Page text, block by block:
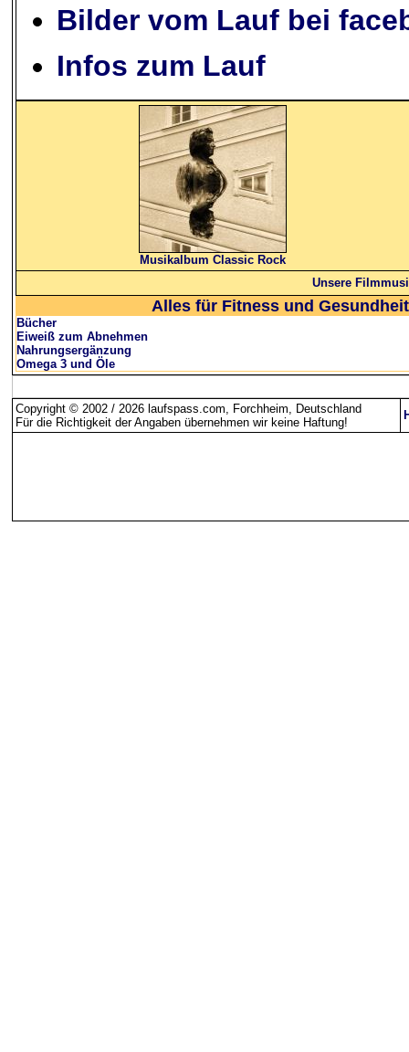
Bilder vom Lauf bei
Infos zum Lauf
Musikalbum Classic Rock
Unsere
Alles für Fitness und
Bücher
Eiweiß zum Abnehmen
Nahrungsergänzung
Omega 3 und Öle
Copyright © 2002 / 2026 laufspass.com, Forchheim, Deutschland
Für die Richtigkeit der Angaben übernehmen wir keine Haftung!